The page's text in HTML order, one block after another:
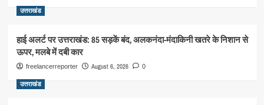
उत्तराखंड
हाई अलर्ट पर उत्तराखंड: 85 सड़कें बंद, अलकनंदा-मंदाकिनी खतरे के निशान से
ऊपर, मलबे में दबी कार
freelancerreporter August 6, 2026 0
उत्तराखंड